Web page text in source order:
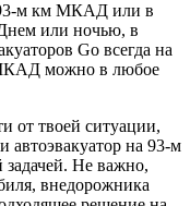
93-м км МКАД или в
или ночью, в
Go всегда на
МКАД можно в любое
от твоей ситуации,
автоэвакуатор на 93-м
Не важно,
внедорожника